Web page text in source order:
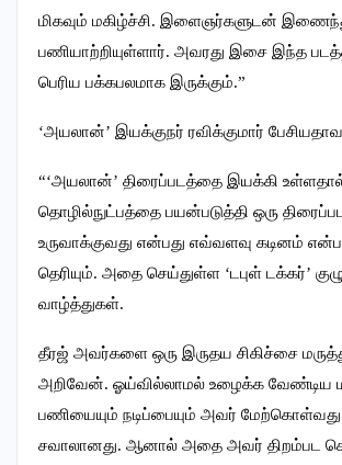
மிகவும் மகிழ்ச்சி. இளைஞர்களுடன்
பணியாற்றியுள்ளார். அவரது இசை இந்த
பெரிய பக்கபலமாக இருக்கும்.”
‘அயலான்’ இயக்குநர் ரவிக்குமார்
“‘அயலான்’ திரைப்படத்தை இயக்கி உள்ளதால்
தொழில்நுட்பத்தை பயன்படுத்தி ஒரு
உருவாக்குவது என்பது எவ்வளவு கடினம்
தெரியும். அதை செய்துள்ள ‘டபுள் டக்கர்’
வாழ்த்துகள்.
தீரஜ் அவர்களை ஒரு இருதய சிகிச்சை
அறிவேன். ஓய்வில்லாமல் உழைக்க வேண்டிய
பணியையும் நடிப்பையும் அவர் மேற்கொள்வது
சவாலானது. ஆனால் அதை அவர் திறம்பட